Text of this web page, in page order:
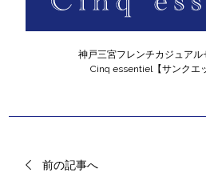
神戸三宮フレンチカジュア
Cinq essentiel【サンクエ
前の記事へ